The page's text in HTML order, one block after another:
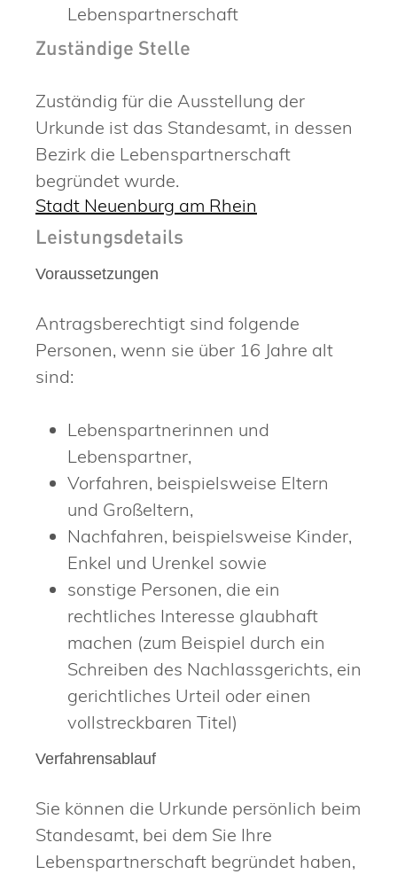
Lebenspartnerschaft
Zuständige Stelle
Zuständig für die Ausstellung der
Urkunde ist das Standesamt, in dessen
Bezirk die Lebenspartnerschaft
begründet wurde.
Stadt Neuenburg am Rhein
Leistungsdetails
Voraussetzungen
Antragsberechtigt sind folgende
Personen, wenn sie über 16 Jahre alt
sind:
Lebenspartnerinnen und
Lebenspartner,
Vorfahren, beispielsweise Eltern
und Großeltern,
Nachfahren, beispielsweise Kinder,
Enkel und Urenkel sowie
sonstige Personen, die ein
rechtliches Interesse glaubhaft
machen (zum Beispiel durch ein
Schreiben des Nachlassgerichts, ein
gerichtliches Urteil oder einen
vollstreckbaren Titel)
Verfahrensablauf
Sie können die Urkunde persönlich beim
Standesamt, bei dem Sie Ihre
Lebenspartnerschaft begründet haben,